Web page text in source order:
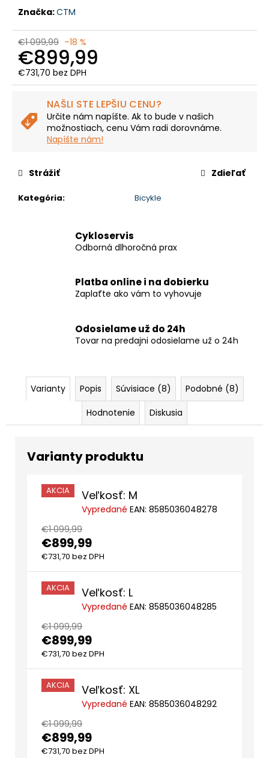
Značka:CTM
€1 099,99 –18 %
€899,99
€731,70 bez DPH
Jednotková
NAŠLI STE LEPŠIU CENU?
Určite nám napíšte. Ak to bude v našich
možnostiach, cenu Vám radi dorovnáme.
Napíšte nám!
Kategória: Bicykle
Strážiť Zdieľať
Cykloservis
Odborná dlhoročná prax
Platba online i na dobierku
Zaplaťte ako vám to vyhovuje
Odosielame už do 24h
Tovar na predajni odosielame už o 24h
Varianty Popis Súvisiace (8)
Podobné (8)
Hodnotenie
Diskusia
AKCIA Veľkosť: M
Vypredané EAN: 8585036048278
€1 099,99
€899,99
€731,70 bez DPH
AKCIA Veľkosť: L
Vypredané EAN: 8585036048285
€1 099,99
€899,99
€731,70 bez DPH
AKCIA Veľkosť: XL
Vypredané EAN: 8585036048292
€1 099,99
€899,99
€731,70 bez DPH
a
m
e
CTM
AREON
BÉŽOVÁ
700
€3
299,99